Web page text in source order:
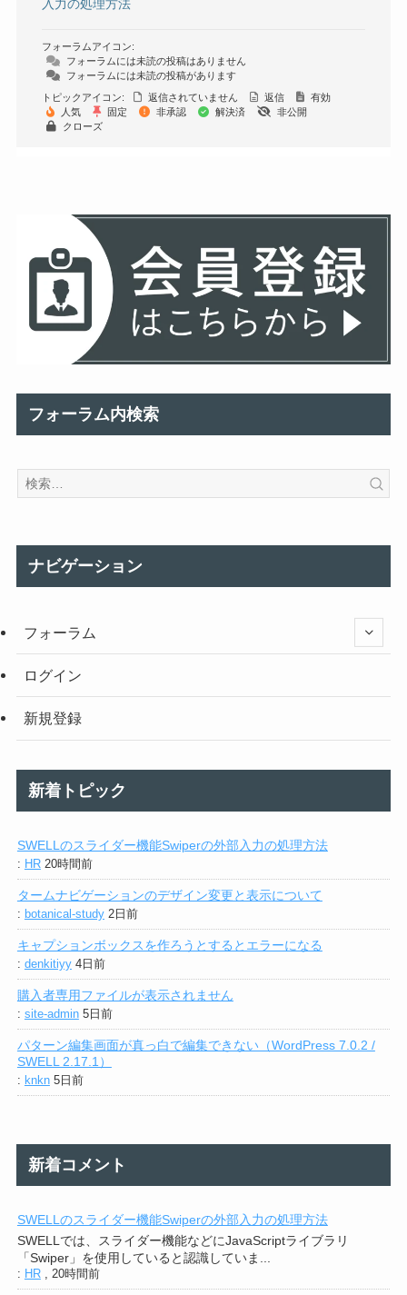
入力の処理方法
フォーラムアイコン:
フォーラムには未読の投稿はありません
フォーラムには未読の投稿があります
トピックアイコン:
返信されていません 返信
有効
人気
固定 非承認 解決済
非公開
クローズ
フォーラム内検索
ナビゲーション
フォーラム
ログイン
新規登録
新着トピック
SWELLのスライダー機能Swiperの外部入力の処理方法
: HR 20時間前
タームナビゲーションのデザイン変更と表示について
: botanical-study 2日前
キャプションボックスを作ろうとするとエラーになる
: denkitiyy 4日前
購入者専用ファイルが表示されません
: site-admin 5日前
パターン編集画面が真っ白で編集できない（WordPress 7.0.2 /
SWELL 2.17.1）
: knkn 5日前
新着コメント
SWELLのスライダー機能Swiperの外部入力の処理方法
SWELLでは、スライダー機能などにJavaScriptライブラリ
「Swiper」を使用していると認識していま...
: HR, 20時間前